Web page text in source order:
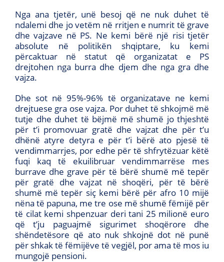
Nga ana tjetër, unë besoj që ne nuk duhet të
ndalemi dhe jo vetëm në rritjen e numrit të grave
dhe vajzave në PS. Ne kemi bërë një risi tjetër
absolute në politikën shqiptare, ku kemi
përcaktuar në statut që organizatat e PS
drejtohen nga burra dhe djem dhe nga gra dhe
vajza.
Dhe sot në 95%-96% të organizatave ne kemi
drejtuese gra ose vajza. Por duhet të shkojmë më
tutje dhe duhet të bëjmë më shumë jo thjeshtë
për t’i promovuar gratë dhe vajzat dhe për t’u
dhënë atyre detyra e për t’i bërë ato pjesë të
vendimmarrjes, por edhe për të shfrytëzuar këtë
fuqi kaq të ekuilibruar vendimmarrëse mes
burrave dhe grave për të bërë shumë më tepër
për gratë dhe vajzat në shoqëri, për të bërë
shumë më tepër siç kemi bërë për afro 10 mijë
nëna të papuna, me tre ose më shumë fëmijë për
të cilat kemi shpenzuar deri tani 25 milionë euro
që t’ju paguajmë sigurimet shoqërore dhe
shëndetësore që ato nuk shkojnë dot në punë
për shkak të fëmijëve të vegjël, por ama të mos iu
mungojë pensioni.